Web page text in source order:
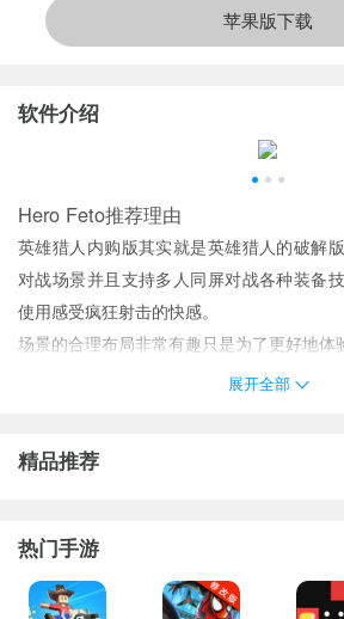
苹果版下载
软件介绍
Hero Feto推荐理由
英雄猎人内购版其实就是英雄猎人的破解
对战场景并且支持多人同屏对战各种装备
使用感受疯狂射击的快感。
场景的合理布局非常有趣只是为了更好地体
每一次在你玩游戏的情况下你都是很有可
超级自由的游戏玩法玩家可以自由探索这个
1、成为故事当中的主角开始在异世界当中发
史诗哄抢掌握技能并通过在黑暗的地牢怪物
展开全部
精品推荐
热门手游